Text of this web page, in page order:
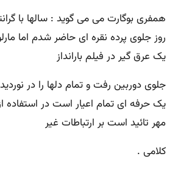
همفری بوگارت می می گوید : سالها با
روز جلوی پرده نقره ای حاضر شدم اما
یک عرق گیر در فیلم بارانداز
جلوی دوربین رفت و تمام دلها را در
یک حرفه ای تمام اعیار است در استفاده
مهر تائید است بر ارتباطات غیر
کلامی .